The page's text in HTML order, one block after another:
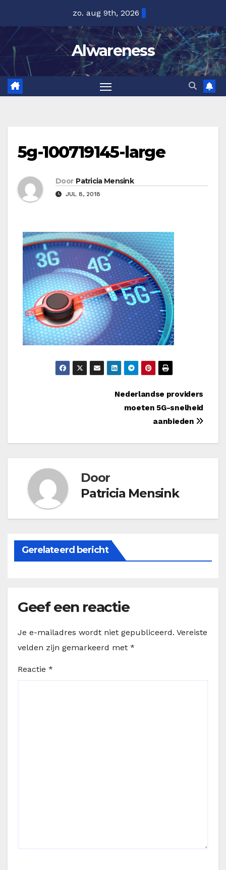
inhoud
zo. aug 9th, 2026
Alwareness
5g-100719145-large
Door Patricia Mensink
JUL 8, 2018
Nederlandse providers
moeten 5G-snelheid
aanbieden
Door
Patricia Mensink
Gerelateerd bericht
Geef een reactie
Je e-mailadres wordt niet gepubliceerd. Vereiste
velden zijn gemarkeerd met *
Reactie *